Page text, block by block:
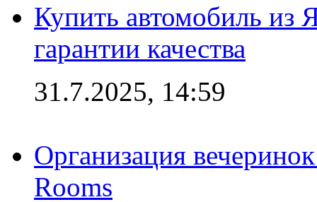
Купить автомобиль из
гарантии качества
31.7.2025, 14:59
Организация
Rooms